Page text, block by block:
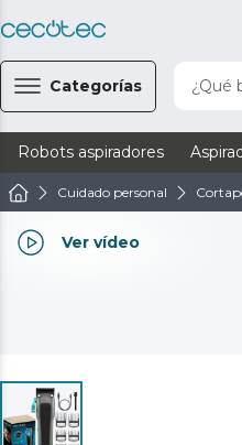
Categorías ¿Qué
Robots aspiradores
Cuidado personal
Ver vídeo